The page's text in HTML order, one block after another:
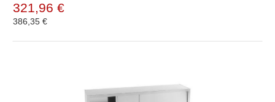
321,96 €
386,35 €